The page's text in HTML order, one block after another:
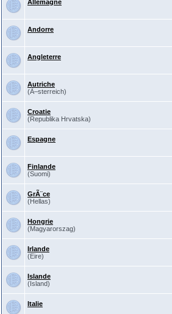
Allemagne
Andorre
Angleterre
Autriche
(Ã–sterreich)
Croatie
(Republika Hrvatska)
Espagne
Finlande
(Suomi)
GrÃ¨ce
(Hellas)
Hongrie
(Magyarorszag)
Irlande
(Eire)
Islande
(Island)
Italie